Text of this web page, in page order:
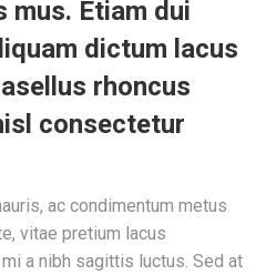
mus. Etiam dui
dictum lacus
rhoncus
consectetur
ac condimentum metus
vitae pretium lacus
a nibh sagittis luctus. Sed at